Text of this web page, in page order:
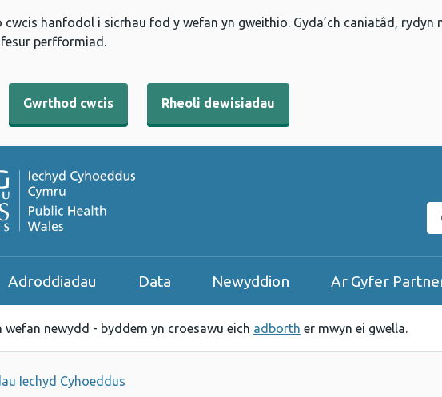
cwcis hanfodol i sicrhau fod y wefan yn gweithio. Gyda’ch caniatâd,
perfformiad.
Gwrthod cwcis Rheoli dewisiadau
Adroddiadau Data Newyddion Ar Gyfer
wefan newydd - byddem yn croesawu eich adborth er mwyn ei gwella.
Iechyd Cyhoeddus